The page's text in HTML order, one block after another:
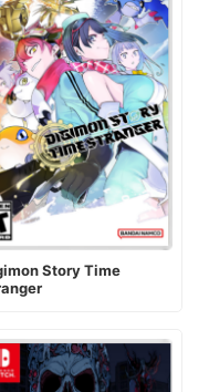
Story Time